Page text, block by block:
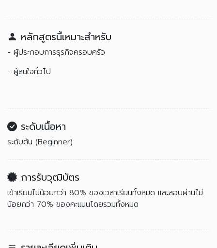
หลักสูตรนี้เหมาะสำหรับ
- ผู้ประกอบการธุรกิจครอบครัว
- ผู้สนใจทั่วไป
ระดับเนื้อหา
ระดับต้น (Beginner)
การรับวุฒิบัตร
เข้าเรียนไม่น้อยกว่า 80% ของเวลาเรียนทั้งหมด และสอบผ่านไม่
น้อยกว่า 70% ของคะแนนโดยรวมทั้งหมด